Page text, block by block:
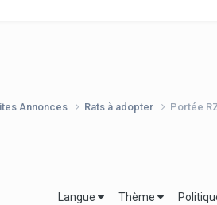
Annonces Rats à adopter Portée
Langue Thème